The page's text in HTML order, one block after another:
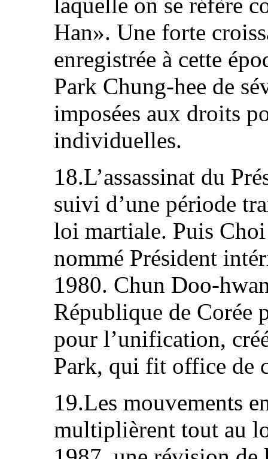
laquelle on se réfère
Han». Une forte
enregistrée à cette
Park Chung-hee de
imposées aux droits
individuelles.
18.L’assassinat du
suivi d’une période
loi martiale. Puis
nommé Président
1980. Chun Doo-
République de Corée
pour l’unification,
Park, qui fit office de
19.Les mouvements
multiplièrent tout au